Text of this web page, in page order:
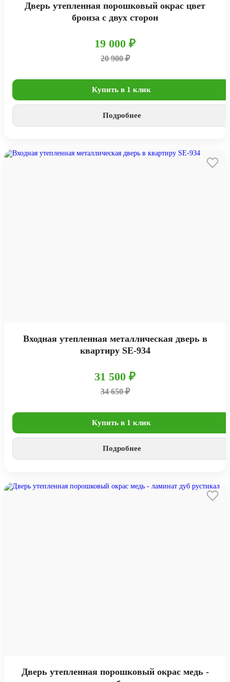
Дверь утепленная порошковый окрас цвет
бронза с двух сторон
19 000 ₽
20 900 ₽
Купить в 1 клик
Подробнее
Входная утепленная металлическая дверь в
квартиру SE-934
31 500 ₽
34 650 ₽
Купить в 1 клик
Подробнее
Дверь утепленная порошковый окрас медь -